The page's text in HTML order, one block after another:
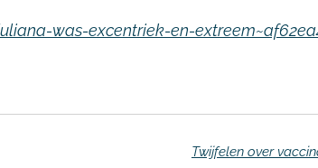
was-excentriek-en-
Twijfelen over